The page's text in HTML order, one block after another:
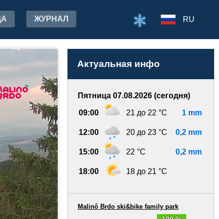
ЖУРНАЛ RU
Актуальная инфо
Пятница 07.08.2026 (сегодня)
09:00 21 до 22 °C 1 mm
12:00 20 до 23 °C 0,2 mm
15:00 22 °C 0,2 mm
18:00 18 до 21 °C
Malinô Brdo ski&bike family park